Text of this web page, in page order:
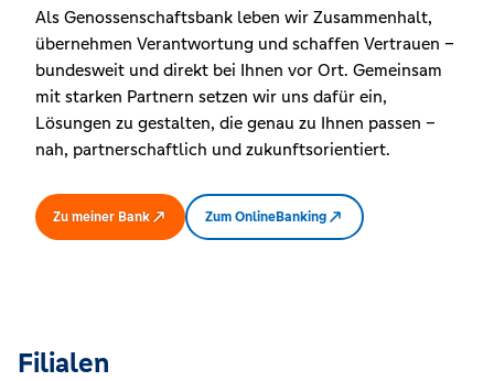
Als Genossenschaftsbank leben wir Zusammenhalt,
übernehmen Verantwortung und schaffen Vertrauen –
bundesweit und direkt bei Ihnen vor Ort. Gemeinsam
mit starken Partnern setzen wir uns dafür ein,
Lösungen zu gestalten, die genau zu Ihnen passen –
nah, partnerschaftlich und zukunftsorientiert.
Zu meiner Bank Zum OnlineBanking
Filialen